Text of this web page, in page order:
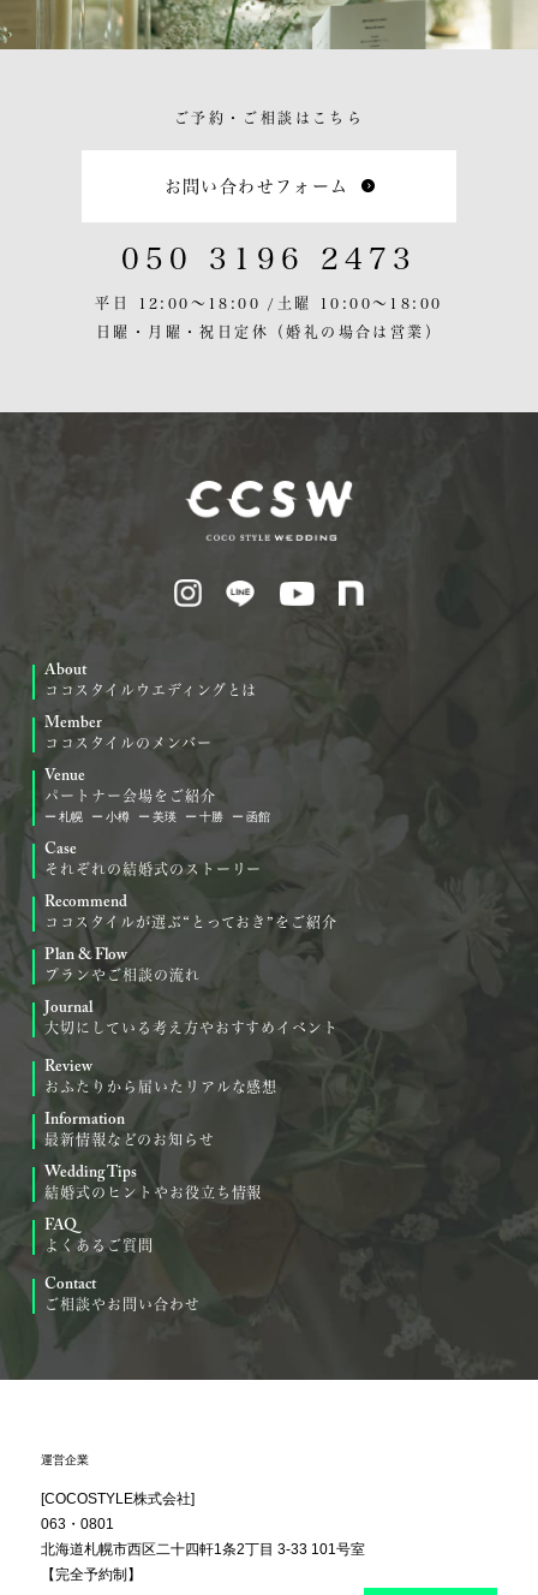
ご予約・ご相談はこちら
お問い合わせフォーム
050 3196 2473
平日 12:00〜18:00 / 土曜 10:00〜18:00
日曜・月曜・祝日定休
（婚礼の場合は営業）
About
ココスタイルウエディングとは
Member
ココスタイルのメンバー
Venue
パートナー会場をご紹介
札幌 小樽 美瑛 十勝 函館
Case
それぞれの結婚式のストーリー
Recommend
ココスタイルが選ぶ“とっておき”をご紹介
Plan & Flow
プランやご相談の流れ
Journal
大切にしている考え方やおすすめイベント
Review
おふたりから届いたリアルな感想
Information
最新情報などのお知らせ
Wedding Tips
結婚式のヒントやお役立ち情報
FAQ
よくあるご質問
Contact
ご相談やお問い合わせ
運営企業
[COCOSTYLE株式会社]
063・0801
北海道札幌市西区二十四軒1条2丁目 3-33 101号室
【完全予約制】